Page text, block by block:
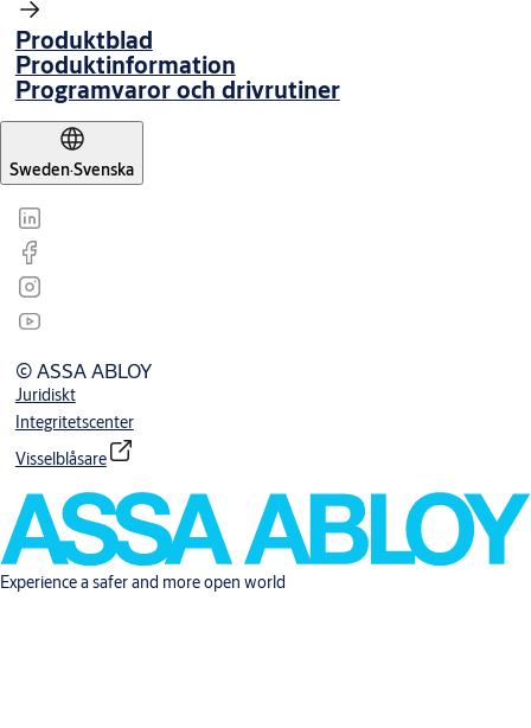
Produktblad
Produktinformation
Programvaror och drivrutiner
Sweden·Svenska
© ASSA ABLOY
Juridiskt
Integritetscenter
Visselblåsare
Experience a safer and more open world